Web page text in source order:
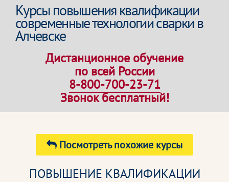
Курсы повышения квалификации
современные технологии сварки в
Алчевске
Дистанционное обучение
по всей России
8-800-700-23-71
Звонок бесплатный!
Посмотреть похожие курсы
ПОВЫШЕНИЕ КВАЛИФИКАЦИИ